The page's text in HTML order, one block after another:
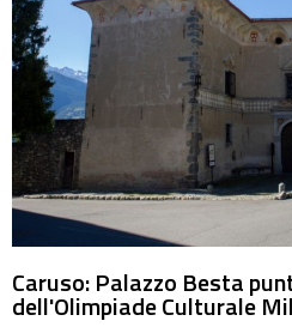
Caruso: Palazzo Besta
dell'Olimpiade Culturale